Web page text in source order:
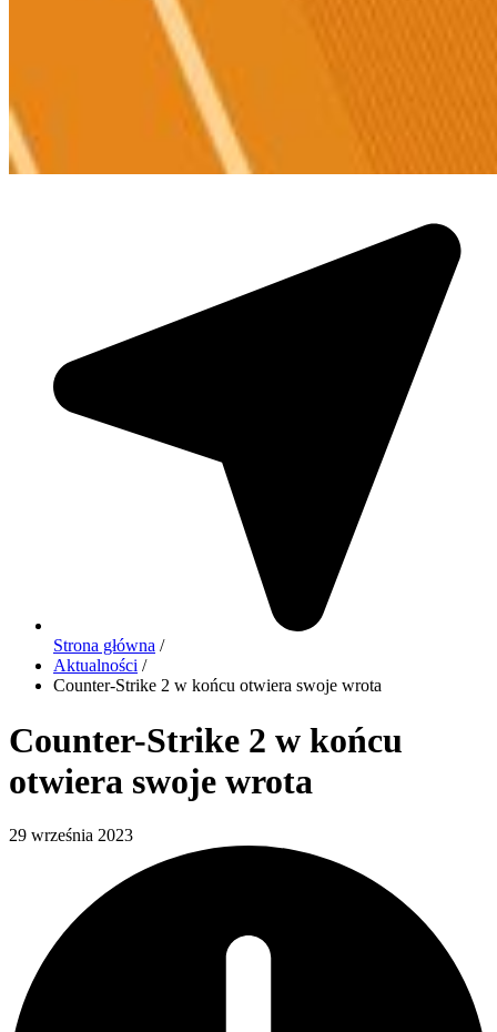
Strona główna /
Aktualności /
Counter-Strike 2 w końcu otwiera swoje wrota
Counter-Strike 2 w końcu
otwiera swoje wrota
29 września 2023